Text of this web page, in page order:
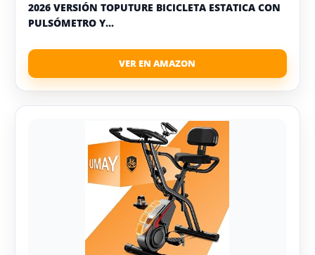
2026 VERSIÓN TOPUTURE BICICLETA ESTATICA CON
PULSÓMETRO Y...